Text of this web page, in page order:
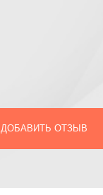
ДОБАВИТЬ ОТЗЫВ